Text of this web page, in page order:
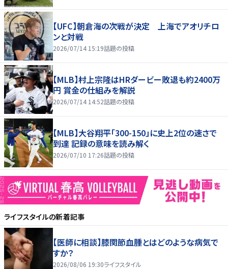
【UFC】朝倉海の次戦が決定 上海でアオリチロ
ンと対戦
2026/07/14 15:19話題の投稿
【MLB】村上宗隆はHRダービー敗退も約2400万
円 賞金の仕組みを解説
2026/07/14 14:52話題の投稿
【MLB】大谷翔平「300-150」に史上2位の速さで
到達 記録の意味を読み解く
2026/07/10 17:26話題の投稿
ライフスタイルの新着記事
【医師に相談】膝関節血腫とはどのような病気で
すか？
2026/08/06 19:30ライフスタイル